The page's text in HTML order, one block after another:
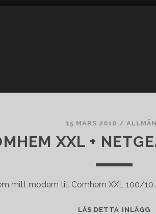
15 MARS 2010 /
XXL +
mitt modem till Comhem XXL 100/
LÄS DETTA INLÄGG